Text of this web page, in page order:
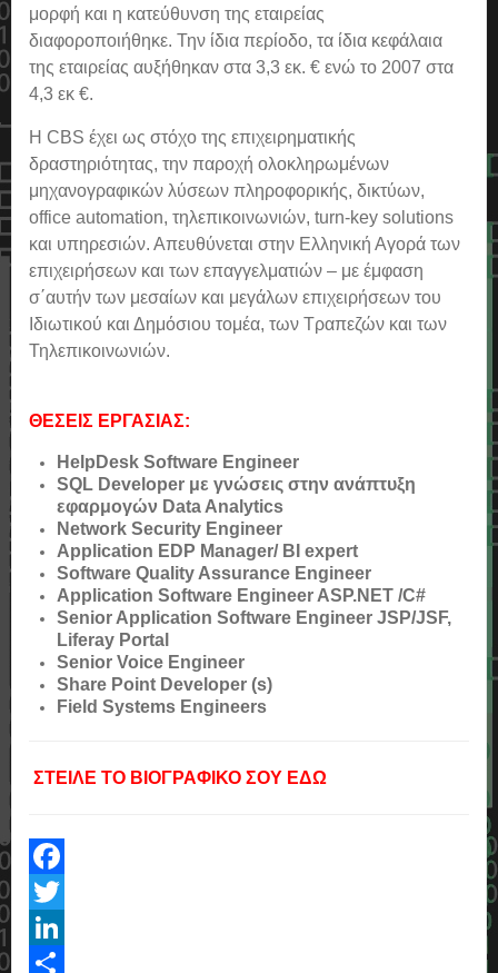
μορφή και η κατεύθυνση της εταιρείας
διαφοροποιήθηκε. Την ίδια περίοδο, τα ίδια κεφάλαια
της εταιρείας αυξήθηκαν στα 3,3 εκ. € ενώ τo 2007 στα
4,3 εκ €.
Η CBS έχει ως στόχο της επιχειρηματικής
δραστηριότητας, την παροχή ολοκληρωμένων
μηχανογραφικών λύσεων πληροφορικής, δικτύων,
office automation, τηλεπικοινωνιών, turn-key solutions
και υπηρεσιών. Απευθύνεται στην Ελληνική Αγορά των
επιχειρήσεων και των επαγγελματιών – με έμφαση
σ΄αυτήν των μεσαίων και μεγάλων επιχειρήσεων του
Ιδιωτικού και Δημόσιου τομέα, των Τραπεζών και των
Τηλεπικοινωνιών.
ΘΕΣΕΙΣ ΕΡΓΑΣΙΑΣ:
HelpDesk Software Engineer
SQL Developer με γνώσεις στην ανάπτυξη
εφαρμογών Data Analytics
Network Security Engineer
Application EDP Manager/ BI expert
Software Quality Assurance Engineer
Application Software Engineer ASP.NET /C#
Senior Application Software Engineer JSP/JSF,
Liferay Portal
Senior Voice Engineer
Share Point Developer (s)
Field Systems Engineers
ΣΤΕΙΛΕ ΤΟ ΒΙΟΓΡΑΦΙΚΟ ΣΟΥ ΕΔΩ
Facebook
Twitter
LinkedIn